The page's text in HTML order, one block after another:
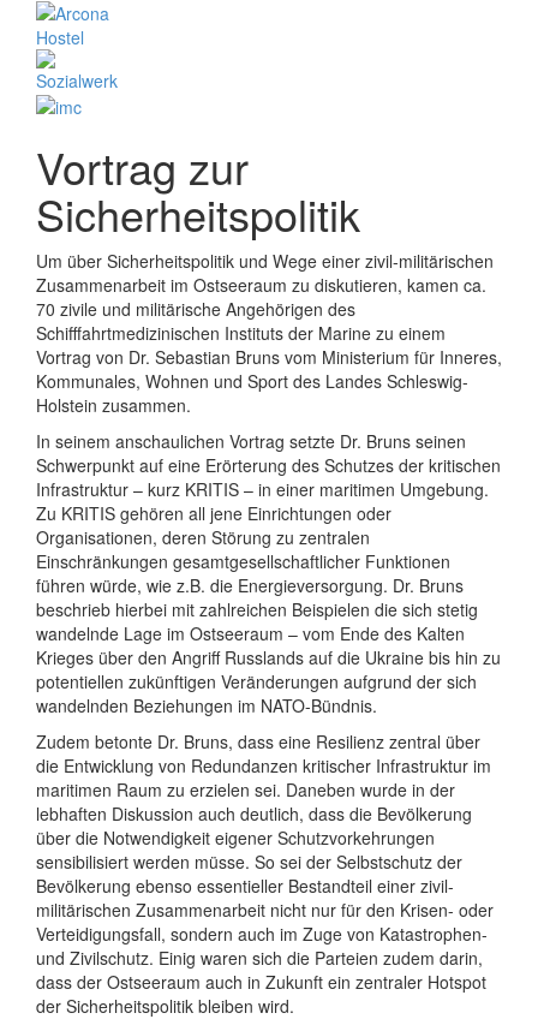
Vortrag zur
Sicherheitspolitik
Um über Sicherheitspolitik und Wege einer zivil-militärischen
Zusammenarbeit im Ostseeraum zu diskutieren, kamen ca.
70 zivile und militärische Angehörigen des
Schifffahrtmedizinischen Instituts der Marine zu einem
Vortrag von Dr. Sebastian Bruns vom Ministerium für Inneres,
Kommunales, Wohnen und Sport des Landes Schleswig-
Holstein zusammen.
In seinem anschaulichen Vortrag setzte Dr. Bruns seinen
Schwerpunkt auf eine Erörterung des Schutzes der kritischen
Infrastruktur – kurz KRITIS – in einer maritimen Umgebung.
Zu KRITIS gehören all jene Einrichtungen oder
Organisationen, deren Störung zu zentralen
Einschränkungen gesamtgesellschaftlicher Funktionen
führen würde, wie z.B. die Energieversorgung. Dr. Bruns
beschrieb hierbei mit zahlreichen Beispielen die sich stetig
wandelnde Lage im Ostseeraum – vom Ende des Kalten
Krieges über den Angriff Russlands auf die Ukraine bis hin zu
potentiellen zukünftigen Veränderungen aufgrund der sich
wandelnden Beziehungen im NATO-Bündnis.
Zudem betonte Dr. Bruns, dass eine Resilienz zentral über
die Entwicklung von Redundanzen kritischer Infrastruktur im
maritimen Raum zu erzielen sei. Daneben wurde in der
lebhaften Diskussion auch deutlich, dass die Bevölkerung
über die Notwendigkeit eigener Schutzvorkehrungen
sensibilisiert werden müsse. So sei der Selbstschutz der
Bevölkerung ebenso essentieller Bestandteil einer zivil-
militärischen Zusammenarbeit nicht nur für den Krisen- oder
Verteidigungsfall, sondern auch im Zuge von Katastrophen-
und Zivilschutz. Einig waren sich die Parteien zudem darin,
dass der Ostseeraum auch in Zukunft ein zentraler Hotspot
der Sicherheitspolitik bleiben wird.